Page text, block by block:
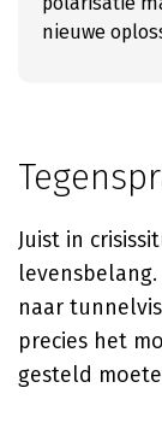
nieuwe
Juist in
naar
precies het
gesteld